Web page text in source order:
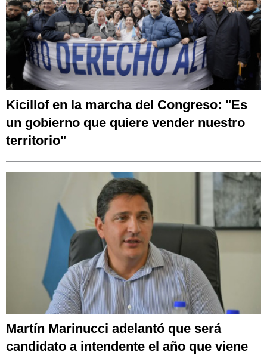
Kicillof en la marcha del Congreso: "Es
un gobierno que quiere vender nuestro
territorio"
Martín Marinucci adelantó que será
candidato a intendente el año que viene